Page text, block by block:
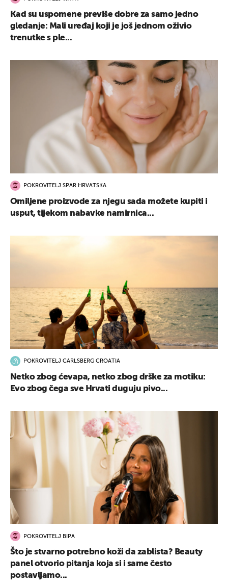
Kad su uspomene previše dobre za samo jedno
gledanje: Mali uređaj koji je još jednom oživio
trenutke s ple...
POKROVITELJ SPAR HRVATSKA
Omiljene proizvode za njegu sada možete kupiti i
usput, tijekom nabavke namirnica...
POKROVITELJ CARLSBERG CROATIA
Netko zbog ćevapa, netko zbog drške za motiku:
Evo zbog čega sve Hrvati duguju pivo...
POKROVITELJ BIPA
Što je stvarno potrebno koži da zablista? Beauty
panel otvorio pitanja koja si i same često
postavljamo...